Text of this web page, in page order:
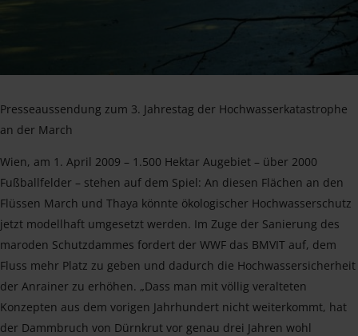
Presseaussendung zum 3. Jahrestag der Hochwasserkatastrophe
an der March
Wien, am 1. April 2009 – 1.500 Hektar Augebiet – über 2000
Fußballfelder – stehen auf dem Spiel: An diesen Flächen an den
Flüssen March und Thaya könnte ökologischer Hochwasserschutz
jetzt modellhaft umgesetzt werden. Im Zuge der Sanierung des
maroden Schutzdammes fordert der WWF das BMVIT auf, dem
Fluss mehr Platz zu geben und dadurch die Hochwassersicherheit
der Anrainer zu erhöhen. „Dass man mit völlig veralteten
Konzepten aus dem vorigen Jahrhundert nicht weiterkommt, hat
der Dammbruch von Dürnkrut vor genau drei Jahren wohl